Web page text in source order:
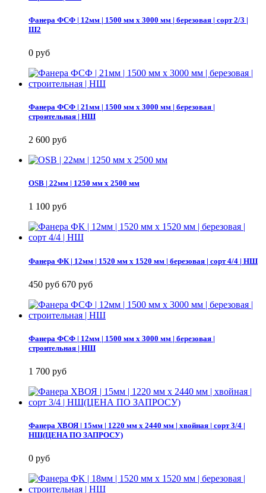
Фанера ФСФ | 12мм | 1500 мм х 3000 мм | березовая | сорт 2/3 |
Ш2
0 руб
Фанера ФСФ | 21мм | 1500 мм х 3000 мм | березовая |
строительная | НШ
2 600 руб
OSB | 22мм | 1250 мм х 2500 мм
1 100 руб
Фанера ФК | 12мм | 1520 мм х 1520 мм | березовая | сорт 4/4 | НШ
450 руб 670 руб
Фанера ФСФ | 12мм | 1500 мм х 3000 мм | березовая |
строительная | НШ
1 700 руб
Фанера ХВОЯ | 15мм | 1220 мм х 2440 мм | хвойная | сорт 3/4 |
НШ(ЦЕНА ПО ЗАПРОСУ)
0 руб